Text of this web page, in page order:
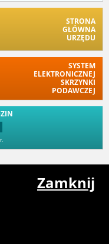
STRONA
GŁÓWNA
URZĘDU
SYSTEM
ELEKTRONICZNEJ
SKRZYNKI
PODAWCZEJ
Trzcinica
Zamknij